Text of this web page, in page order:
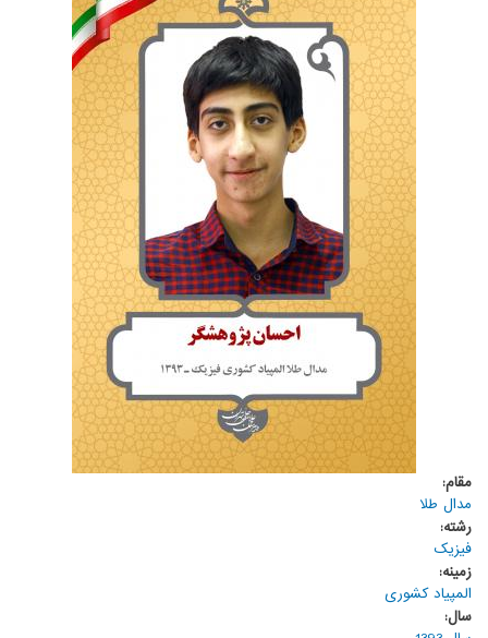
مقام:
مدال طلا
رشته:
فیزیک
زمینه:
المپیاد کشوری
سال: